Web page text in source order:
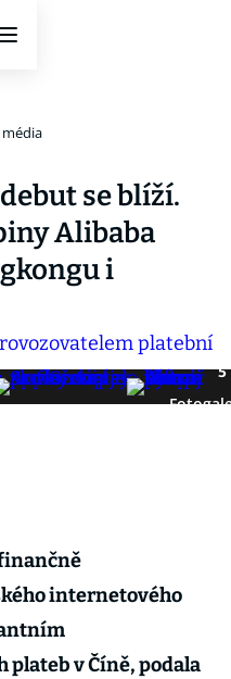
se blíží.
Alibaba
i
5
internetového
v Číně, podala